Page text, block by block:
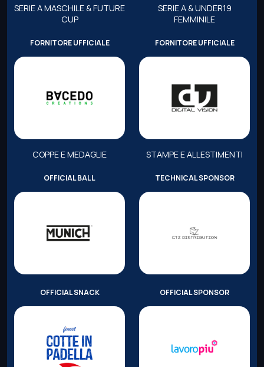
SERIE A MASCHILE & FUTURE
CUP
SERIE A & UNDER19
FEMMINILE
FORNITORE UFFICIALE
COPPE E MEDAGLIE
FORNITORE UFFICIALE
STAMPE E ALLESTIMENTI
OFFICIAL BALL TECHNICAL SPONSOR
OFFICIAL SNACK OFFICIAL SPONSOR